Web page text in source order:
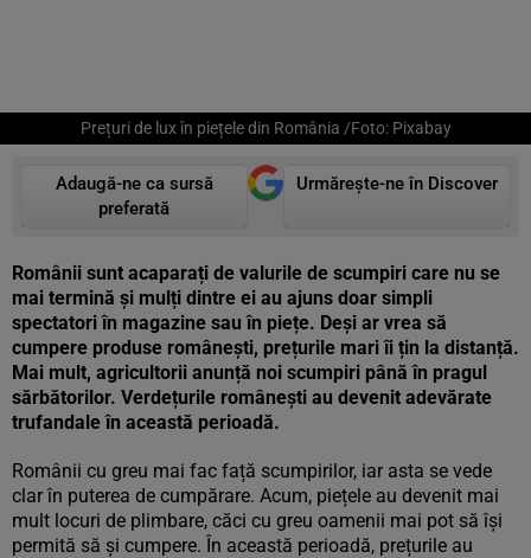
Prețuri de lux în piețele din România /Foto: Pixabay
Adaugă-ne ca sursă
preferată
Urmărește-ne în Discover
Românii sunt acaparați de valurile de scumpiri care nu se
mai termină și mulți dintre ei au ajuns doar simpli
spectatori în magazine sau în piețe. Deși ar vrea să
cumpere produse românești, prețurile mari îi țin la distanță.
Mai mult, agricultorii anunță noi scumpiri până în pragul
sărbătorilor. Verdețurile românești au devenit adevărate
trufandale în această perioadă.
Românii cu greu mai fac față scumpirilor, iar asta se vede
clar în puterea de cumpărare. Acum, piețele au devenit mai
mult locuri de plimbare, căci cu greu oamenii mai pot să își
permită să și cumpere. În această perioadă, prețurile au